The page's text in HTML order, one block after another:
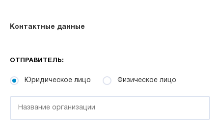
Контактные данные
ОТПРАВИТЕЛЬ:
Юридическое лицо Физическое лицо